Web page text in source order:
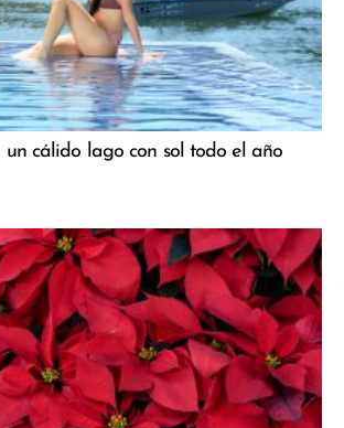
un cálido lago con sol todo el año